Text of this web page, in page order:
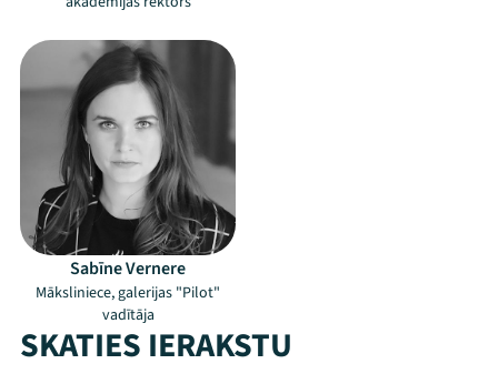
Sabīne Vernere
Māksliniece, galerijas "Pilot"
vadītāja
SKATIES IERAKSTU